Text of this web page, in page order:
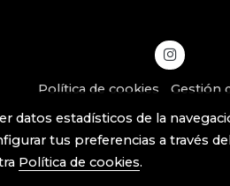
Política de cookies
Gestión
datos estadísticos de la
tus preferencias a través
Política de cookies.